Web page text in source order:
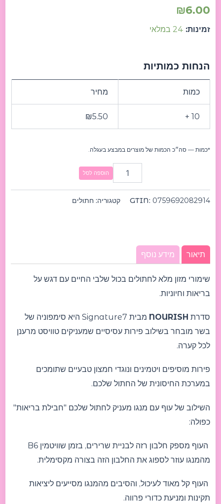
₪6.00
זמינות: 24 במלאי
הנחות כמותיות
כמות מחיר
10 +
₪5.50
*כמות — סה״כ הכמות של מוצרים במבצע בעגלה.
הוספה לסל
GTIN: 0759692082914 קטגוריה: חתולים
תיאור מידע נוסף
שימורי מזון מלא לחתולים בכול שלבי החיים עם דגש על
בריאות וחיוניות.
סדרת NOURISH
מבית Signature7 היא סימפוניה של
בשר מובחר בשילוב פירות עסיסיים שמעניקים טוויסט מרענן
לכל קערה.
פירות מוסיפים ויטמינים ונוגדי חמצון טבעיים שתומכים
במערכת החיסונית של החתול שלכם.
השילוב של עוף עם מנגו מעניק לחתול שלכם "חבילת בריאות"
כפולה:
העוף מספק חלבון רזה לבניית שרירים, בזמן שוויטמין B6
מהמנגו עוזר לספוג את החלבון הזה בצורה מקסימלית.
העוף קל מאוד לעיכול, והסיבים מהמנגו מסייעים ליציאות
תקינות ומניעת כדורי פרווה.